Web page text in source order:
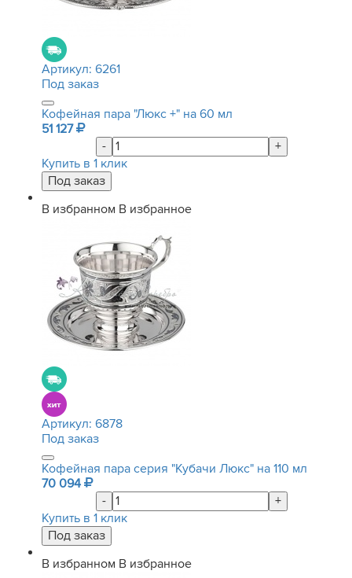
Артикул: 6261
Под заказ
Кофейная пара "Люкс +" на 60 мл
51 127
-
+
Купить в 1 клик
В избранном В избранное
Артикул: 6878
Под заказ
Кофейная пара серия "Кубачи Люкс" на 110 мл
70 094
-
+
Купить в 1 клик
В избранном В избранное